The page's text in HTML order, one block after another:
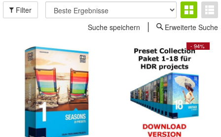
Filter
Suche speichern
Erweiterte Suche
- 94%